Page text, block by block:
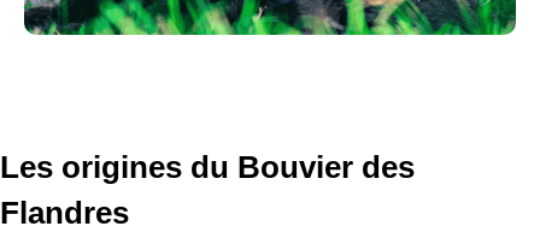
Les origines du Bouvier des
Flandres